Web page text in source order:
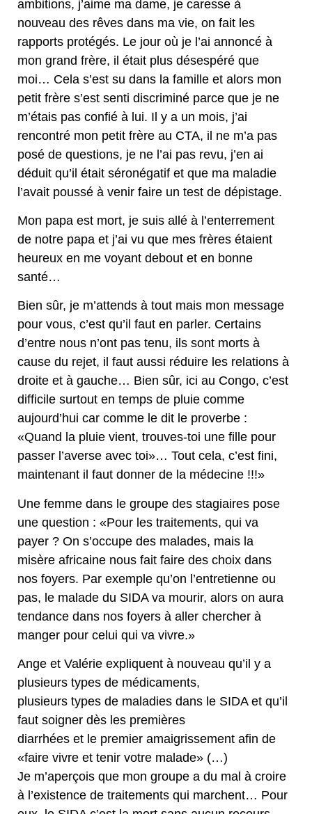
ambitions, j’aime ma dame, je caresse à
nouveau des rêves dans ma vie, on fait les
rapports protégés. Le jour où je l’ai annoncé à
mon grand frère, il était plus désespéré que
moi… Cela s’est su dans la famille et alors mon
petit frère s’est senti discriminé parce que je ne
m’étais pas confié à lui. Il y a un mois, j’ai
rencontré mon petit frère au CTA, il ne m’a pas
posé de questions, je ne l’ai pas revu, j’en ai
déduit qu’il était séronégatif et que ma maladie
l’avait poussé à venir faire un test de dépistage.
Mon papa est mort, je suis allé à l’enterrement
de notre papa et j’ai vu que mes frères étaient
heureux en me voyant debout et en bonne
santé…
Bien sûr, je m’attends à tout mais mon message
pour vous, c’est qu’il faut en parler. Certains
d’entre nous n’ont pas tenu, ils sont morts à
cause du rejet, il faut aussi réduire les relations à
droite et à gauche… Bien sûr, ici au Congo, c’est
difficile surtout en temps de pluie comme
aujourd’hui car comme le dit le proverbe :
«Quand la pluie vient, trouves-toi une fille pour
passer l’averse avec toi»… Tout cela, c’est fini,
maintenant il faut donner de la médecine !!!»
Une femme dans le groupe des stagiaires pose
une question : «Pour les traitements, qui va
payer ? On s’occupe des malades, mais la
misère africaine nous fait faire des choix dans
nos foyers. Par exemple qu’on l’entretienne ou
pas, le malade du SIDA va mourir, alors on aura
tendance dans nos foyers à aller chercher à
manger pour celui qui va vivre.»
Ange et Valérie expliquent à nouveau qu’il y a
plusieurs types de médicaments,
plusieurs types de maladies dans le SIDA et qu’il
faut soigner dès les premières
diarrhées et le premier amaigrissement afin de
«faire vivre et tenir votre malade» (…)
Je m’aperçois que mon groupe a du mal à croire
à l’existence de traitements qui marchent… Pour